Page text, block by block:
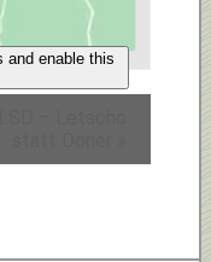
and enable this